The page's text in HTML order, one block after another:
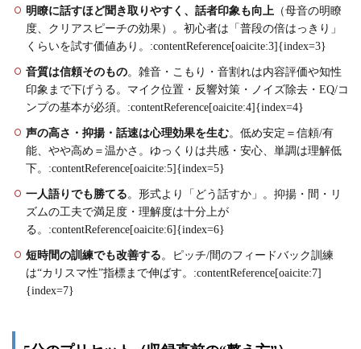
明瞭に話すほど聞き取りやすく、話者印象も向上 （母音の明瞭
度、クリアスピーチの効果）。初心者は「普段の倍はっきり」
くらいを試す価値あり。:contentReference[oaicite:3]{index=3}
音質は信頼そのもの。雑音・こもり・音割れは内容評価や知性
印象まで下げうる。マイク位置・反響対策・ノイズ除去・EQ/コ
ンプの基本が必須。:contentReference[oaicite:4]{index=4}
声の高さ・抑揚・話速は心理効果を生む。低め安定＝信頼/有
能、やや高め＝温かさ。ゆっくりは共感・安心、単調は理解低
下。:contentReference[oaicite:5]{index=5}
一人語りでも勝てる。形式より「どう話すか」。抑揚・間・リ
ズムの工夫で満足度・理解度は十分上が
る。:contentReference[oaicite:6]{index=6}
短時間の訓練でも改善する。ピッチ/間のフィードバック訓練
は“カリスマ性”指標まで伸ばす。:contentReference[oaicite:7]
{index=7}